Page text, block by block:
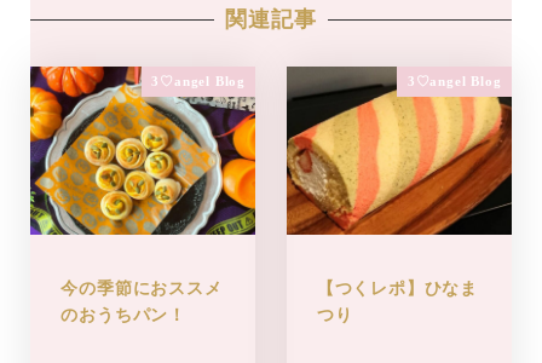
関連記事
3♡angel Blog
今の季節におススメ
のおうちパン！
3♡angel Blog
【つくレポ】ひなま
つり